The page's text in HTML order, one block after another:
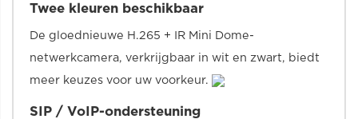
Twee kleuren beschikbaar
De gloednieuwe H.265 + IR Mini Dome-
netwerkcamera, verkrijgbaar in wit en zwart, biedt
meer keuzes voor uw voorkeur.
SIP / VoIP-ondersteuning